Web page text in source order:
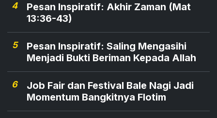
4
Pesan Inspiratif: Akhir Zaman (Mat
13:36-43)
5
Pesan Inspiratif: Saling Mengasihi
Menjadi Bukti Beriman Kepada Allah
6
Job Fair dan Festival Bale Nagi Jadi
Momentum Bangkitnya Flotim